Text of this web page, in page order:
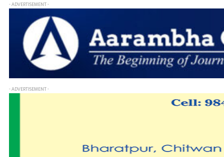
- ADVERTISEMENT -
- ADVERTISEMENT -